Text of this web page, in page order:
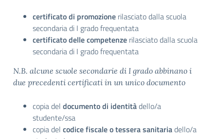
certificato di promozione rilasciato dalla scuola
secondaria di I grado frequentata
certificatodellecompetenze rilasciato dalla scuola
secondaria di I grado frequentata
N.B. alcune scuole secondarie di I grado abbinano i
due precedenti certificati in un unico documento
copia del documentodi identitàdello/a
studente/ssa
copia del codicefiscaleotesserasanitariadello/a